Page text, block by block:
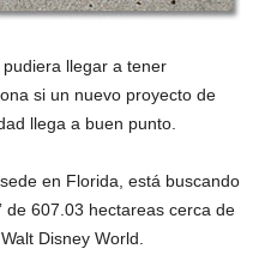
pudiera llegar a tener
si un nuevo proyecto de
llega a buen punto.
en Florida, está buscando
de 607.03 hectareas cerca de
Disney World.